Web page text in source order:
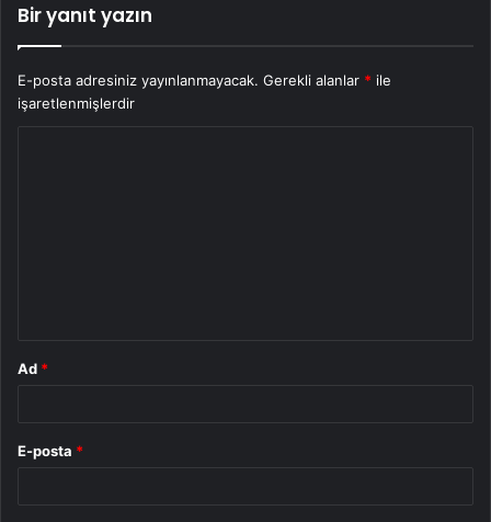
Bir yanıt yazın
E-posta adresiniz yayınlanmayacak. Gerekli alanlar * ile
işaretlenmişlerdir
Ad *
E-posta *